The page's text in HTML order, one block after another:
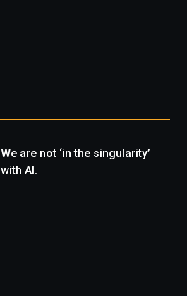
We are not ‘in the singularity’
with AI.